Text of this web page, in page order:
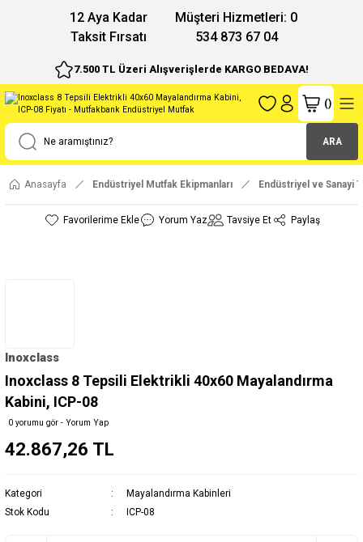
12 Aya Kadar
Taksit Fırsatı
Müşteri Hizmetleri: 0
534 873 67 04
7.500 TL Üzeri Alışverişlerde KARGO BEDAVA!
ARA
()
Anasayfa Endüstriyel Mutfak Ekipmanları Endüstriyel ve Sanayi
Yorum Yaz Tavsiye Et Paylaş
Inoxclass
Inoxclass 8 Tepsili Elektrikli 40x60 Mayalandırma
Kabini, ICP-08
0 yorumu gör - Yorum Yap
42.867,26 TL
Kategori
Mayalandırma Kabinleri
Stok Kodu
ICP-08